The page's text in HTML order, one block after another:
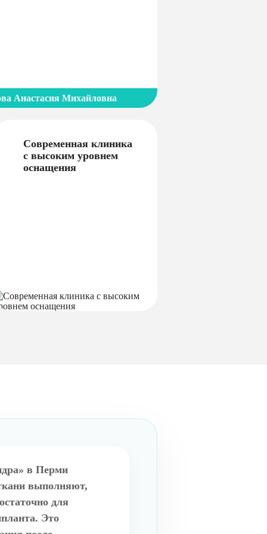
Анастасия Михайловна
Современная клиника
с высоким уровнем
оснащения
в Перми
выполняют,
для
Это